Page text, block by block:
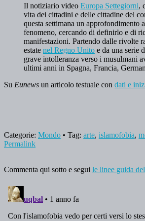
Il notiziario video Europa Settegiorni,
vita dei cittadini e delle cittadine del
questa settimana un approfondimento
fenomeno, cercando di definirlo e di
manifestazioni. Partendo dalle rivolte
estate nel Regno Unito e da una serie
grave intolleranza verso i musulmani
ultimi anni in Spagna, Francia,
Su Eunews un articolo testuale con dati e
Categorie: Mondo • Tag: arte, islamofobia,
Permalink
Commenta qui sotto e segui le linee guida